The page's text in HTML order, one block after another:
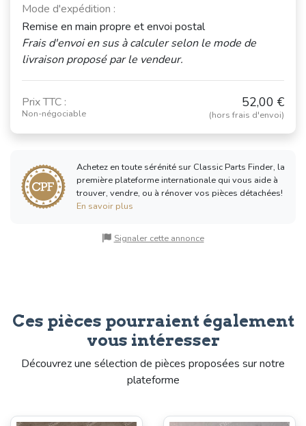
Mode d'expédition :
Remise en main propre et envoi postal
Frais d'envoi en sus à calculer selon le mode de
livraison proposé par le vendeur.
Prix TTC :
Non-négociable
52,00 €
(hors frais d'envoi)
Achetez en toute sérénité sur Classic Parts Finder, la
première plateforme internationale qui vous aide à
trouver, vendre, ou à rénover vos pièces détachées!
En savoir plus
Signaler cette annonce
Ces pièces pourraient également
vous intéresser
Découvrez une sélection de pièces proposées sur notre
plateforme